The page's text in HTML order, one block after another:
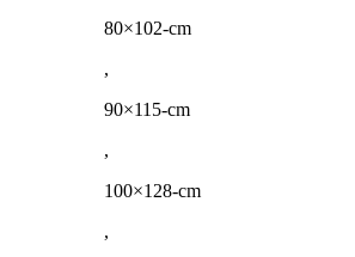
80×102-cm
,
90×115-cm
,
100×128-cm
,